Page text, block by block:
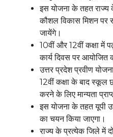
इस योजना के तहत राज्य
कौशल विकास मिशन पर
जायेंगे।
10वीं और 12वीं कक्षा में
कार्य दिवस पर आयोजित
उत्तर प्रदेश प्रवीण
12वीं कक्षा के बाद स्कूल
करने के लिए मान्यता
इस योजना के तहत यूपी
का चयन किया जाएगा।
राज्य के प्रत्येक जिले में